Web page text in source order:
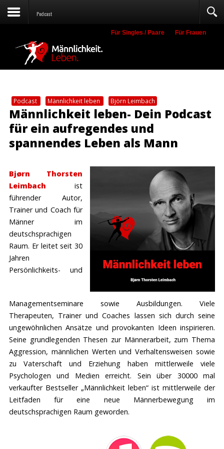
Podcast
Für Singles / Paare Für Frauen
Suche
Podcast Männlichkeit leben Björn Leimbach
Männlichkeit leben- Dein Podcast
für ein aufregendes und
spannendes Leben als Mann
Bjørn Thorsten
Leimbach ist
führender Autor,
Trainer und Coach für
Männer im
deutschsprachigen
Raum. Er leitet seit 30
Jahren
Persönlichkeits- und
Managementseminare sowie Ausbildungen. Viele
Therapeuten, Trainer und Coaches lassen sich durch seine
ungewöhnlichen Ansätze und provokanten Ideen inspirieren.
Seine grundlegenden Thesen zur Männerarbeit, zum Thema
Aggression, männlichen Werten und Verhaltensweisen sowie
zu Vaterschaft und Erziehung haben mittlerweile viele
Psychologen und Medien erreicht. Sein über 30000 mal
verkaufter Bestseller „Männlichkeit leben“ ist mittlerweile der
Leitfaden für eine neue Männerbewegung im
deutschsprachigen Raum geworden.